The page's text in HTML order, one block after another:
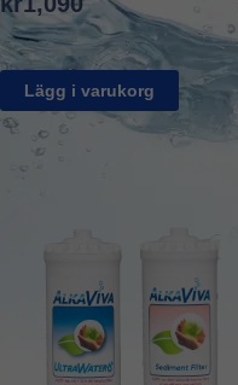
Lägg i varukorg